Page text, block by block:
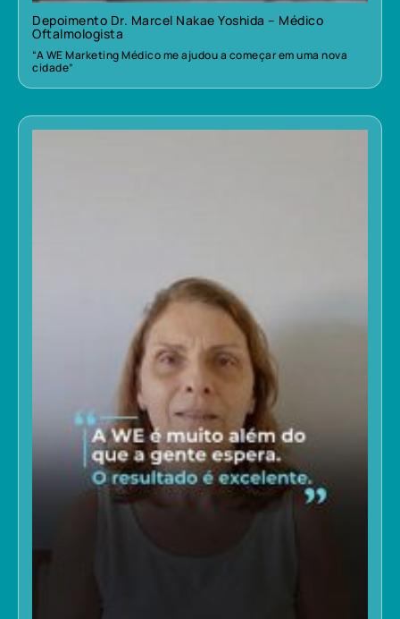
Depoimento Dr. Marcel Nakae Yoshida – Médico
Oftalmologista
“A WE Marketing Médico me ajudou a começar em uma nova
cidade”